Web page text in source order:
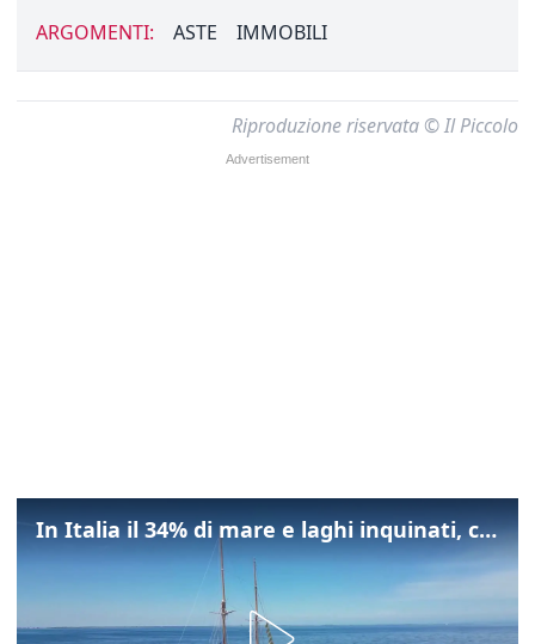
ARGOMENTI: ASTE IMMOBILI
Riproduzione riservata © Il Piccolo
In Italia il 34% di mare e laghi inquinati, colpa della maladepurazione